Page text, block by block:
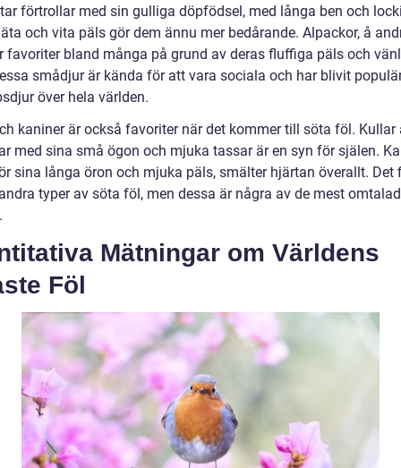
förtrollar med sin gulliga döpfödsel, med långa ben och
och vita päls gör dem ännu mer bedårande. Alpackor, å
favoriter bland många på grund av deras fluffiga päls och
smådjur är kända för att vara sociala och har blivit
över hela världen.
kaniner är också favoriter när det kommer till söta föl. Kullar
med sina små ögon och mjuka tassar är en syn för själen.
sina långa öron och mjuka päls, smälter hjärtan överallt. Det
typer av söta föl, men dessa är några av de mest
Mätningar om Världens
Föl